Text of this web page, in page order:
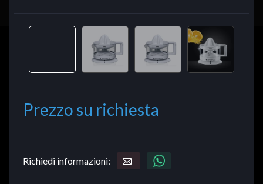
Prezzo su richiesta
Richiedi informazioni: